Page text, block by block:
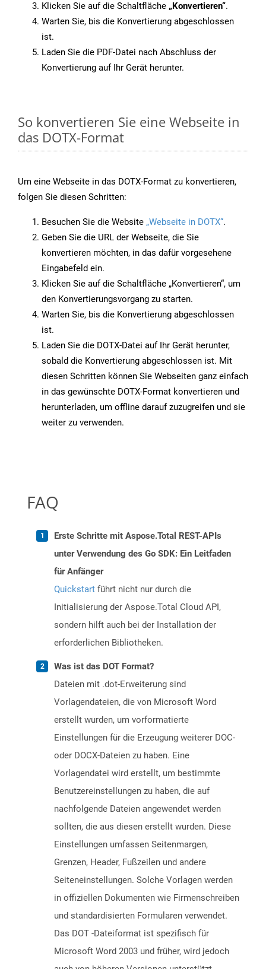
Klicken Sie auf die Schaltfläche „Konvertieren“.
Warten Sie, bis die Konvertierung abgeschlossen
ist.
Laden Sie die PDF-Datei nach Abschluss der
Konvertierung auf Ihr Gerät herunter.
So konvertieren Sie eine Webseite in
das DOTX-Format
Um eine Webseite in das DOTX-Format zu konvertieren,
folgen Sie diesen Schritten:
Besuchen Sie die Website „Webseite in DOTX“.
Geben Sie die URL der Webseite, die Sie
konvertieren möchten, in das dafür vorgesehene
Eingabefeld ein.
Klicken Sie auf die Schaltfläche „Konvertieren“, um
den Konvertierungsvorgang zu starten.
Warten Sie, bis die Konvertierung abgeschlossen
ist.
Laden Sie die DOTX-Datei auf Ihr Gerät herunter,
sobald die Konvertierung abgeschlossen ist. Mit
diesen Schritten können Sie Webseiten ganz einfach
in das gewünschte DOTX-Format konvertieren und
herunterladen, um offline darauf zuzugreifen und sie
weiter zu verwenden.
FAQ
Erste Schritte mit Aspose.Total REST-APIs
unter Verwendung des Go SDK: Ein Leitfaden
für Anfänger
Quickstart führt nicht nur durch die
Initialisierung der Aspose.Total Cloud API,
sondern hilft auch bei der Installation der
erforderlichen Bibliotheken.
Was ist das DOT Format?
Dateien mit .dot-Erweiterung sind
Vorlagendateien, die von Microsoft Word
erstellt wurden, um vorformatierte
Einstellungen für die Erzeugung weiterer DOC-
oder DOCX-Dateien zu haben. Eine
Vorlagendatei wird erstellt, um bestimmte
Benutzereinstellungen zu haben, die auf
nachfolgende Dateien angewendet werden
sollten, die aus diesen erstellt wurden. Diese
Einstellungen umfassen Seitenmargen,
Grenzen, Header, Fußzeilen und andere
Seiteneinstellungen. Solche Vorlagen werden
in offiziellen Dokumenten wie Firmenschreiben
und standardisierten Formularen verwendet.
Das DOT -Dateiformat ist spezifisch für
Microsoft Word 2003 und früher, wird jedoch